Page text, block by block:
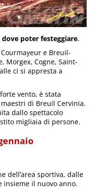
dove poter festeggiare.
e Breuil-
Morgex, Cogne, Saint-
ci si appresta a
vento, è stata
di Breuil Cervinia.
dallo spettacolo
migliaia di persone.
dell’area sportiva, dalle
insieme il nuovo anno.